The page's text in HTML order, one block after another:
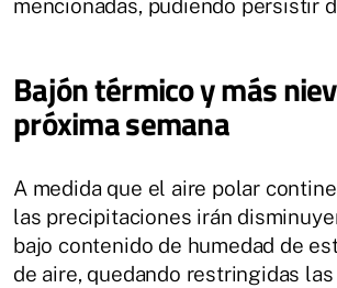
mencionadas, pudiendo persistir
Bajón térmico y más
próxima semana
A medida que el aire polar
las precipitaciones irán
bajo contenido de humedad de
de aire, quedando restringidas las